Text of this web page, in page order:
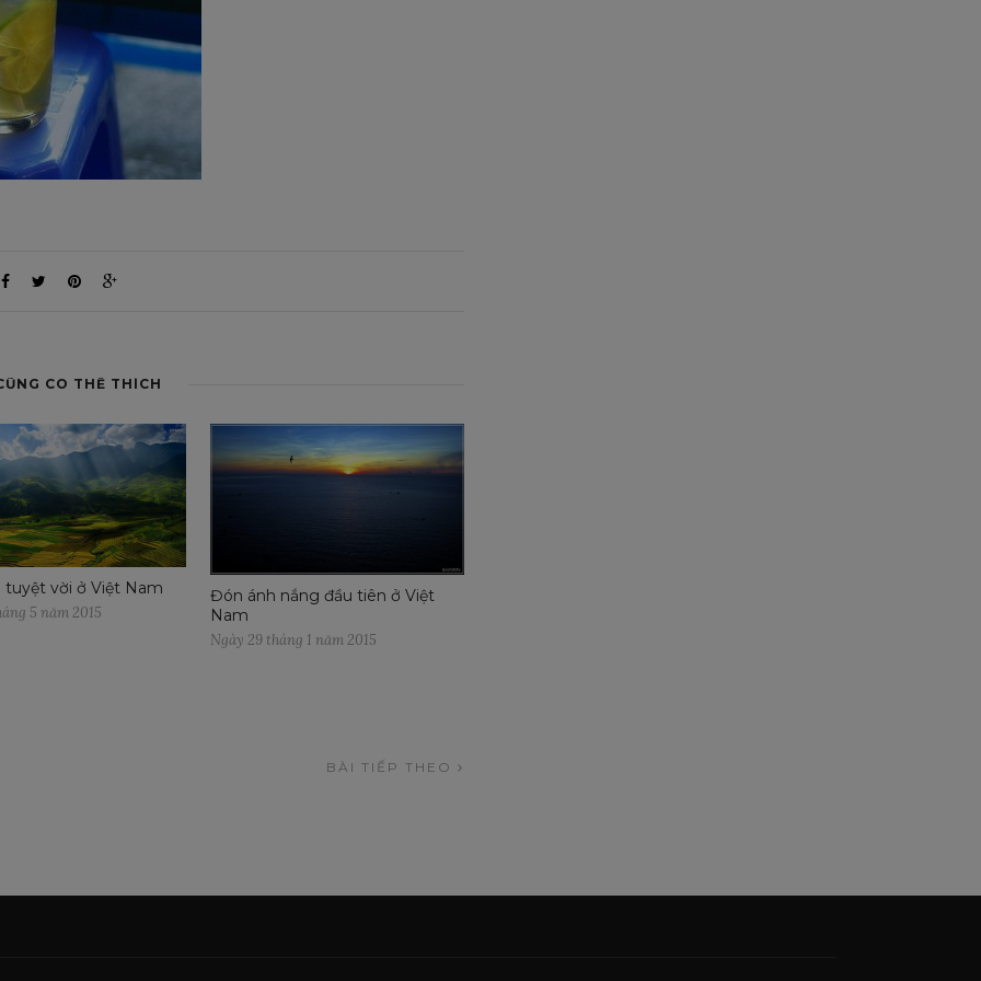
CÓ THỂ THÍCH
tuyệt vời ở Việt Nam
5 năm 2015
Đón ánh nắng đầu tiên ở Việt
Nam
Ngày 29 tháng 1 năm 2015
BÀI TIẾP THEO